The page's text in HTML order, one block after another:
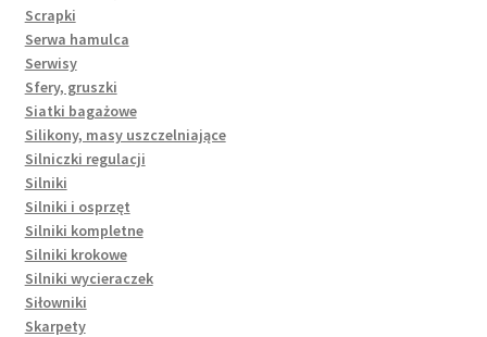
Scrapki
Serwa hamulca
Serwisy
Sfery, gruszki
Siatki bagażowe
Silikony, masy uszczelniające
Silniczki regulacji
Silniki
Silniki i osprzęt
Silniki kompletne
Silniki krokowe
Silniki wycieraczek
Siłowniki
Skarpety